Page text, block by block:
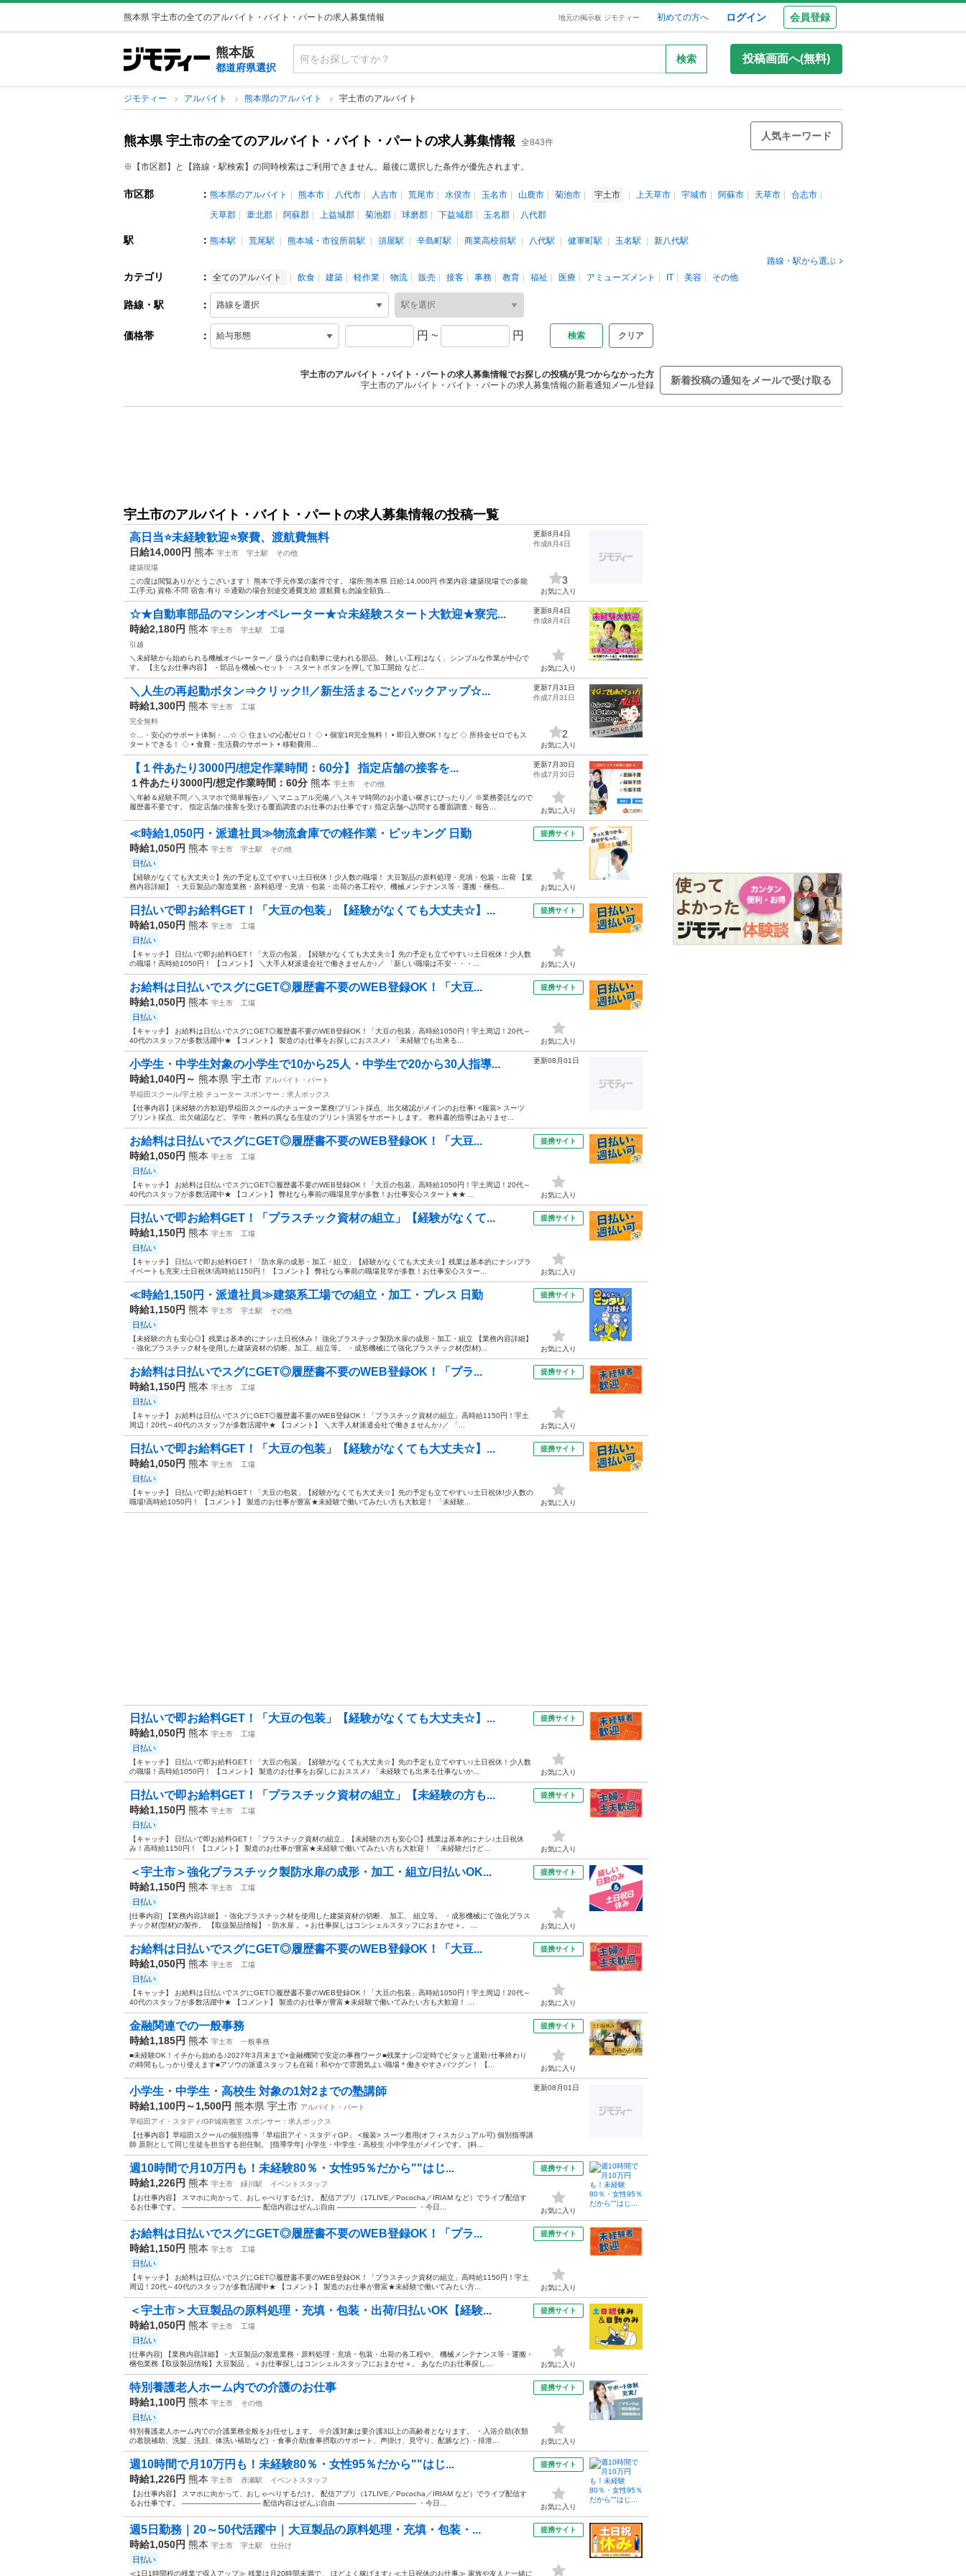
熊本県 宇土市の全てのアルバイト・バイト・パートの求人募集情報 地元の掲示板 ジモティー 初めての方へ ログイン 会員登録
熊本版
都道府県選択
検索 投稿画面へ(無料)
ジモティー アルバイト 熊本県のアルバイト 宇土市のアルバイト
熊本県 宇土市の全てのアルバイト・バイト・パートの求人募集情報 全843件
人気キーワード
※【市区郡】と【路線・駅検索】の同時検索はご利用できません。最後に選択した条件が優先されます。
市区郡 ： 熊本県のアルバイト 熊本市 八代市 人吉市 荒尾市 水俣市 玉名市 山鹿市 菊池市 宇土市 上天草市 宇城市 阿蘇市 天草市
合志市
天草郡
葦北郡 阿蘇郡 上益城郡 菊池郡 球磨郡 下益城郡 玉名郡 八代郡
駅 ： 熊本駅 荒尾駅 熊本城・市役所前駅 須屋駅 辛島町駅 商業高校前駅 八代駅 健軍町駅 玉名駅
新八代駅
路線・駅から選ぶ
カテゴリ ： 全てのアルバイト 飲食 建築 軽作業 物流 販売 接客 事務 教育 福祉 医療 アミューズメント IT 美容 その他
路線・駅 ：
価格帯 ： 円 ~ 円 クリア
宇土市のアルバイト・バイト・パートの求人募集情報でお探しの投稿が見つからなかった方
宇土市のアルバイト・バイト・パートの求人募集情報の新着通知メール登録
新着投稿の通知をメールで受け取る
宇土市のアルバイト・バイト・パートの求人募集情報の投稿一覧
高日当⭐️未経験歓迎⭐️寮費、渡航費無料
日給14,000円 熊本 宇土市 宇土駅
その他
建築現場
この度は閲覧ありがとうございます！ 熊本で手元作業の案件です。 場所:熊本県 日給:14,000円 作業内容:建築現場での多能
工(手元) 資格:不問 宿舎:有り ※通勤の場合別途交通費支給 渡航費も勿論全額負...
更新8月4日
作成8月4日
3
お気に入り
☆★自動車部品のマシンオペレーター★☆未経験スタート大歓迎★寮完...
時給2,180円 熊本 宇土市 宇土駅
工場
引越
＼未経験から始められる機械オペレーター／ 扱うのは自動車に使われる部品。 難しい工程はなく、シンプルな作業が中心で
す。 【主なお仕事内容】 ・部品を機械へセット ・スタートボタンを押して加工開始 など...
更新8月4日
作成8月4日
お気に入り
＼人生の再起動ボタン⇒クリック!!／新生活まるごとバックアップ☆...
時給1,300円 熊本 宇土市
工場
完全無料
☆…・安心のサポート体制・…☆ ◇ 住まいの心配ゼロ！ ◇ • 個室1R完全無料！ • 即日入寮OK！など ◇ 所持金ゼロでもス
タートできる！ ◇ • 食費・生活費のサポート • 移動費用...
更新7月31日
作成7月31日
2
お気に入り
【１件あたり3000円/想定作業時間：60分】 指定店舗の接客を...
１件あたり3000円/想定作業時間：60分 熊本 宇土市
その他
＼年齢＆経験不問／＼スマホで簡単報告♪／ ＼マニュアル完備／＼スキマ時間のお小遣い稼ぎにぴったり／ ※業務委託なので
履歴書不要です。 指定店舗の接客を受ける覆面調査のお仕事のお仕事です♪ 指定店舗へ訪問する覆面調査・報告...
更新7月30日
作成7月30日
お気に入り
≪時給1,050円・派遣社員≫物流倉庫での軽作業・ピッキング 日勤
時給1,050円 熊本 宇土市 宇土駅 その他
日払い
【経験がなくても大丈夫☆】先の予定も立てやすい♪土日祝休！少人数の職場！ 大豆製品の原料処理・充填・包装・出荷 【業
務内容詳細】 ・大豆製品の製造業務・原料処理・充填・包装・出荷の各工程や、機械メンテナンス等・運搬・梱包...
提携サイト
お気に入り
日払いで即お給料GET！「大豆の包装」【経験がなくても大丈夫☆】...
時給1,050円 熊本 宇土市 工場
日払い
【キャッチ】 日払いで即お給料GET！「大豆の包装」【経験がなくても大丈夫☆】先の予定も立てやすい♪土日祝休！少人数
の職場！高時給1050円！ 【コメント】 ＼大手人材派遣会社で働きませんか♪／ 「新しい職場は不安・・・...
提携サイト
お気に入り
お給料は日払いでスグにGET◎履歴書不要のWEB登録OK！「大豆...
時給1,050円 熊本 宇土市 工場
日払い
【キャッチ】 お給料は日払いでスグにGET◎履歴書不要のWEB登録OK！「大豆の包装」高時給1050円！宇土周辺！20代～
40代のスタッフが多数活躍中★ 【コメント】 製造のお仕事をお探しにおススメ♪ 「未経験でも出来る...
提携サイト
お気に入り
小学生・中学生対象の小学生で10から25人・中学生で20から30人指導...
時給1,040円～ 熊本県 宇土市 アルバイト・パート
早稲田スクール/宇土校 チューター スポンサー：求人ボックス
【仕事内容】[未経験の方歓迎]早稲田スクールのチューター業務!プリント採点、出欠確認がメインのお仕事! <服装> スーツ
プリント採点、出欠確認など。 学年・教科の異なる生徒のプリント演習をサポートします。 教科書的指導はありませ...
更新08月01日
お給料は日払いでスグにGET◎履歴書不要のWEB登録OK！「大豆...
時給1,050円 熊本 宇土市 工場
日払い
【キャッチ】 お給料は日払いでスグにGET◎履歴書不要のWEB登録OK！「大豆の包装」高時給1050円！宇土周辺！20代～
40代のスタッフが多数活躍中★ 【コメント】 弊社なら事前の職場見学が多数！お仕事安心スタート★★ ...
提携サイト
お気に入り
日払いで即お給料GET！「プラスチック資材の組立」【経験がなくて...
時給1,150円 熊本 宇土市 工場
日払い
【キャッチ】 日払いで即お給料GET！「防水扉の成形・加工・組立」【経験がなくても大丈夫☆】残業は基本的にナシ♪プラ
イベートも充実♪土日祝休!高時給1150円！ 【コメント】 弊社なら事前の職場見学が多数！お仕事安心スター...
提携サイト
お気に入り
≪時給1,150円・派遣社員≫建築系工場での組立・加工・プレス 日勤
時給1,150円 熊本 宇土市 宇土駅 その他
日払い
【未経験の方も安心◎】残業は基本的にナシ♪土日祝休み！ 強化プラスチック製防水扉の成形・加工・組立 【業務内容詳細】
・強化プラスチック材を使用した建築資材の切断、加工、組立等。 ・成形機械にて強化プラスチック材(型材)...
提携サイト
お気に入り
お給料は日払いでスグにGET◎履歴書不要のWEB登録OK！「プラ...
時給1,150円 熊本 宇土市 工場
日払い
【キャッチ】 お給料は日払いでスグにGET◎履歴書不要のWEB登録OK！「プラスチック資材の組立」高時給1150円！宇土
周辺！20代～40代のスタッフが多数活躍中★ 【コメント】 ＼大手人材派遣会社で働きませんか♪／ 「...
提携サイト
お気に入り
日払いで即お給料GET！「大豆の包装」【経験がなくても大丈夫☆】...
時給1,050円 熊本 宇土市 工場
日払い
【キャッチ】 日払いで即お給料GET！「大豆の包装」【経験がなくても大丈夫☆】先の予定も立てやすい♪土日祝休!少人数の
職場!高時給1050円！ 【コメント】 製造のお仕事が豊富★未経験で働いてみたい方も大歓迎！ 「未経験...
提携サイト
お気に入り
日払いで即お給料GET！「大豆の包装」【経験がなくても大丈夫☆】...
時給1,050円 熊本 宇土市 工場
日払い
【キャッチ】 日払いで即お給料GET！「大豆の包装」【経験がなくても大丈夫☆】先の予定も立てやすい♪土日祝休！少人数
の職場！高時給1050円！ 【コメント】 製造のお仕事をお探しにおススメ♪ 「未経験でも出来る仕事ないか...
提携サイト
お気に入り
日払いで即お給料GET！「プラスチック資材の組立」【未経験の方も...
時給1,150円 熊本 宇土市 工場
日払い
【キャッチ】 日払いで即お給料GET！「プラスチック資材の組立」【未経験の方も安心◎】残業は基本的にナシ♪土日祝休
み！高時給1150円！ 【コメント】 製造のお仕事が豊富★未経験で働いてみたい方も大歓迎！ 「未経験だけど...
提携サイト
お気に入り
＜宇土市＞強化プラスチック製防水扉の成形・加工・組立/日払いOK...
時給1,150円 熊本 宇土市 工場
日払い
[仕事内容] 【業務内容詳細】・強化プラスチック材を使用した建築資材の切断、 加工、 組立等。 ・成形機械にて強化プラス
チック材(型材)の製作。 【取扱製品情報】・防水扉 。＋お仕事探しはコンシェルスタッフにおまかせ＋。 ...
提携サイト
お気に入り
お給料は日払いでスグにGET◎履歴書不要のWEB登録OK！「大豆...
時給1,050円 熊本 宇土市 工場
日払い
【キャッチ】 お給料は日払いでスグにGET◎履歴書不要のWEB登録OK！「大豆の包装」高時給1050円！宇土周辺！20代～
40代のスタッフが多数活躍中★ 【コメント】 製造のお仕事が豊富★未経験で働いてみたい方も大歓迎！ ...
提携サイト
お気に入り
金融関連での一般事務
時給1,185円 熊本 宇土市
一般事務
■未経験OK！イチから始める♪2027年3月末まで×金融機関で安定の事務ワーク■残業ナシ◎定時でピタッと退勤♪仕事終わり
の時間もしっかり使えます■アソウの派遣スタッフも在籍！和やかで雰囲気よい職場＊働きやすさバツグン！ 【...
提携サイト
お気に入り
小学生・中学生・高校生 対象の1対2までの塾講師
時給1,100円～1,500円 熊本県 宇土市 アルバイト・パート
早稲田アイ・スタディ/GP城南教室 スポンサー：求人ボックス
【仕事内容】早稲田スクールの個別指導「早稲田アイ・スタディGP」 <服装> スーツ着用(オフィスカジュアル可) 個別指導講
師 原則として同じ生徒を担当する担任制。 [指導学年] 小学生・中学生・高校生 小中学生がメインです。 [科...
更新08月01日
週10時間で月10万円も！未経験80％・女性95％だから""はじ...
時給1,226円 熊本 宇土市 緑川駅
イベントスタッフ
【お仕事内容】 スマホに向かって、おしゃべりするだけ。 配信アプリ（17LIVE／Pococha／IRIAM など）でライブ配信す
るお仕事です。 ——————————— 配信内容はぜんぶ自由 ——————————— ・今日...
提携サイト
お気に入り
お給料は日払いでスグにGET◎履歴書不要のWEB登録OK！「プラ...
時給1,150円 熊本 宇土市 工場
日払い
【キャッチ】 お給料は日払いでスグにGET◎履歴書不要のWEB登録OK！「プラスチック資材の組立」高時給1150円！宇土
周辺！20代～40代のスタッフが多数活躍中★ 【コメント】 製造のお仕事が豊富★未経験で働いてみたい方...
提携サイト
お気に入り
＜宇土市＞大豆製品の原料処理・充填・包装・出荷/日払いOK【経験...
時給1,050円 熊本 宇土市 工場
日払い
[仕事内容] 【業務内容詳細】・大豆製品の製造業務・原料処理・充填・包装・出荷の各工程や、 機械メンテナンス等・運搬・
梱包業務【取扱製品情報】大豆製品 。＋お仕事探しはコンシェルスタッフにおまかせ＋。 あなたのお仕事探し...
提携サイト
お気に入り
特別養護老人ホーム内での介護のお仕事
時給1,100円 熊本 宇土市 その他
日払い
特別養護老人ホーム内での介護業務全般をお任せします。 ※介護対象は要介護3以上の高齢者となります。 ・入浴介助(衣類
の着脱補助、洗髪、洗顔、体洗い補助など) ・食事介助(食事摂取のサポート、声掛け、見守り、配膳など) ・排泄...
提携サイト
お気に入り
週10時間で月10万円も！未経験80％・女性95％だから""はじ...
時給1,226円 熊本 宇土市 赤瀬駅
イベントスタッフ
【お仕事内容】 スマホに向かって、おしゃべりするだけ。 配信アプリ（17LIVE／Pococha／IRIAM など）でライブ配信す
るお仕事です。 ——————————— 配信内容はぜんぶ自由 ——————————— ・今日...
提携サイト
お気に入り
週5日勤務｜20～50代活躍中｜大豆製品の原料処理・充填・包装・...
時給1,050円 熊本 宇土市 宇土駅 仕分け
日払い
≪1日1時間程の残業で収入アップ≫ 残業は月20時間未満で、 ほどよく稼げます♪ ≪土日祝休のお仕事≫ 家族や友人と一緒に
提携サイト